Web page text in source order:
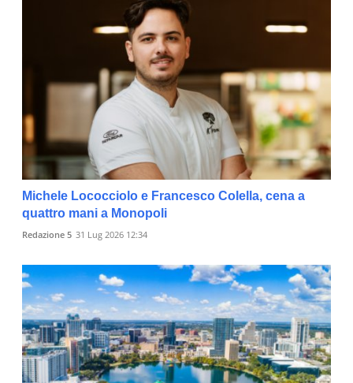
Michele Lococciolo e Francesco Colella, cena a
quattro mani a Monopoli
Redazione 5 31 Lug 2026 12:34